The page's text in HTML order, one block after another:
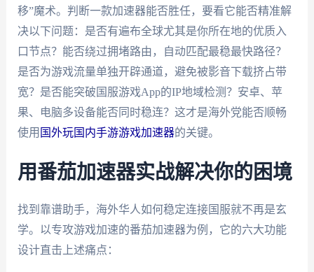
移”魔术。判断一款加速器能否胜任，要看它能否精准解
决以下问题：是否有遍布全球尤其是你所在地的优质入
口节点？能否绕过拥堵路由，自动匹配最稳最快路径？
是否为游戏流量单独开辟通道，避免被影音下载挤占带
宽？是否能突破国服游戏App的IP地域检测？安卓、苹
果、电脑多设备能否同时稳连？这才是海外党能否顺畅
使用 国外玩国内手游游戏加速器的关键。
用番茄加速器实战解决你的困境
找到靠谱助手，海外华人如何稳定连接国服就不再是玄
学。以专攻游戏加速的番茄加速器为例，它的六大功能
设计直击上述痛点：